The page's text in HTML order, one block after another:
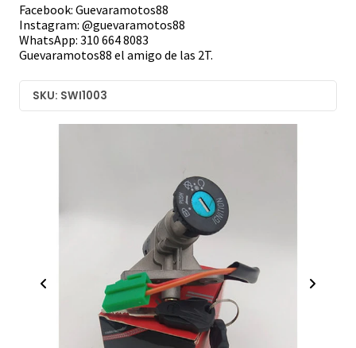
Facebook: Guevaramotos88
Instagram: @guevaramotos88
WhatsApp: 310 664 8083
Guevaramotos88 el amigo de las 2T.
SKU: SWI1003